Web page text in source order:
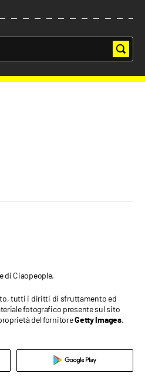
di Ciaopeople.
tutti i diritti di sfruttamento ed
fotografico presente sul sito
del fornitoreGetty Images.